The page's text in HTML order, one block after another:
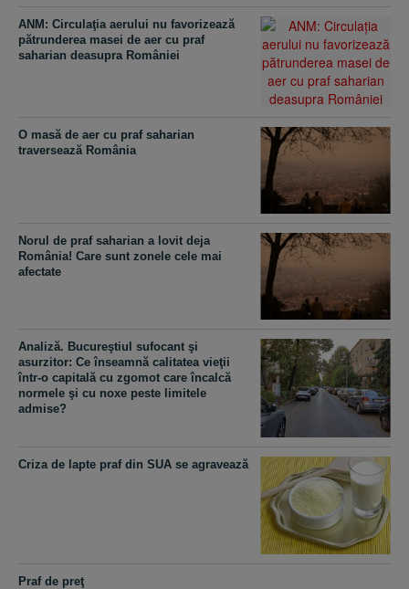
ANM: Circulaţia aerului nu favorizează
pătrunderea masei de aer cu praf
saharian deasupra României
O masă de aer cu praf saharian
traversează România
Norul de praf saharian a lovit deja
România! Care sunt zonele cele mai
afectate
Analiză. Bucureştiul sufocant şi
asurzitor: Ce înseamnă calitatea vieţii
într-o capitală cu zgomot care încalcă
normele şi cu noxe peste limitele
admise?
Criza de lapte praf din SUA se agravează
Praf de preţ